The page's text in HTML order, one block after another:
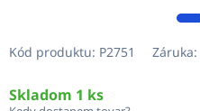
Kód produktu: P2751 Záruka:
Skladom 1 ks